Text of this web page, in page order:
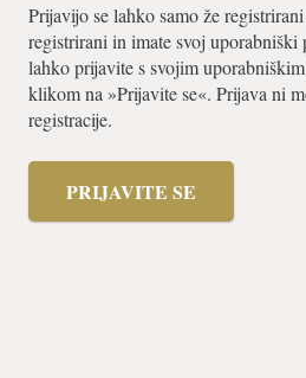
Prijavijo se lahko samo že
registrirani in imate svoj uporabniški
lahko prijavite s svojim
klikom na »Prijavite se«. Prijava ni
registracije.
PRIJAVITE SE